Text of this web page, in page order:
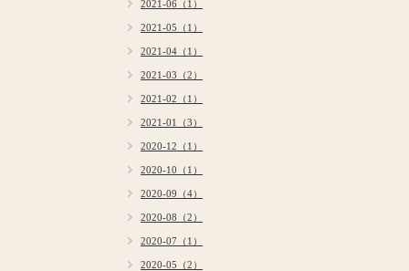
2021-06（1）
2021-05（1）
2021-04（1）
2021-03（2）
2021-02（1）
2021-01（3）
2020-12（1）
2020-10（1）
2020-09（4）
2020-08（2）
2020-07（1）
2020-05（2）